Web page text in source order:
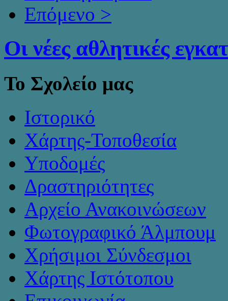
Επόμενο >
Οι νέες αθλητικές
Το Σχολείο μας
Ιστορικό
Χάρτης-Τοποθεσία
Υποδομές
Δραστηριότητες
Αρχείο Ανακοινώσεων
Φωτογραφικό Άλμπουμ
Χρήσιμοι Σύνδεσμοι
Χάρτης Ιστότοπου